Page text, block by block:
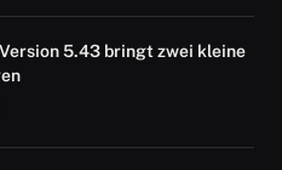
5.43 bringt zwei kleine